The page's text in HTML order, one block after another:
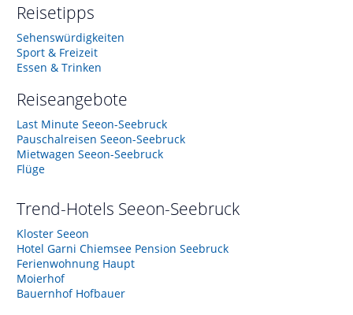
Reisetipps
Sehenswürdigkeiten
Sport & Freizeit
Essen & Trinken
Reiseangebote
Last Minute Seeon-Seebruck
Pauschalreisen Seeon-Seebruck
Mietwagen Seeon-Seebruck
Flüge
Trend-Hotels Seeon-Seebruck
Kloster Seeon
Hotel Garni Chiemsee Pension Seebruck
Ferienwohnung Haupt
Moierhof
Bauernhof Hofbauer